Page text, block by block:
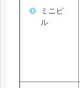
ミニピ
ル